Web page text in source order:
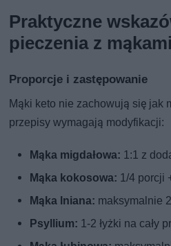
Praktyczne
pieczenia z
Proporcje i zastępowanie
Mąki keto nie zachowują się jak
przepisy wymagają modyfikacji:
Mąka migdałowa: 1:1 z
Mąka kokosowa: 1/4 porcji
Mąka lniana: maksymalnie
Psyllium: 1-2 łyżki na cały